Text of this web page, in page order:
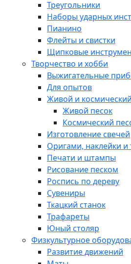
Треугольники
Наборы ударных
Пианино
Флейты и свистки
Щипковые
Творчество и хобби
Выжигательные
Для опытов
Живой и
Живой песок
Космический
Изготовление свечей
Оригами, наклейки и
Печати и штампы
Рисование песком
Роспись по дереву
Сувениры
Ткацкий станок
Трафареты
Юный столяр
Физкультурное
Развитие движений